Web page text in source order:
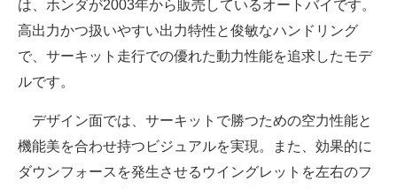
は、ホンダが2003年から販売しているオートバイです。
高出力かつ扱いやすい出力特性と俊敏なハンドリング
で、サーキット走行での優れた動力性能を追求したモデ
ルです。
デザイン面では、サーキットで勝つための空力性能と
機能美を合わせ持つビジュアルを実現。また、効果的に
ダウンフォースを発生させるウイングレットを左右のフ